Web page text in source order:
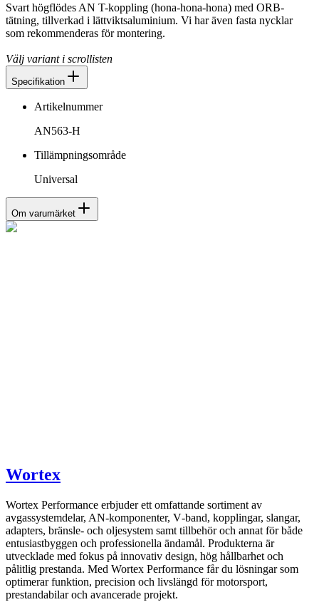
Svart högflödes AN T-koppling (hona-hona-hona) med ORB-
tätning, tillverkad i lättviktsaluminium. Vi har även fasta nycklar
som rekommenderas för montering.
Välj variant i scrollisten
Specifikation
Artikelnummer
AN563-H
Tillämpningsområde
Universal
Om varumärket
Wortex
Wortex Performance erbjuder ett omfattande sortiment av
avgassystemdelar, AN-komponenter, V‑band, kopplingar, slangar,
adapters, bränsle- och oljesystem samt tillbehör och annat för både
entusiastbyggen och professionella ändamål. Produkterna är
utvecklade med fokus på innovativ design, hög hållbarhet och
pålitlig prestanda. Med Wortex Performance får du lösningar som
optimerar funktion, precision och livslängd för motorsport,
prestandabilar och avancerade projekt.